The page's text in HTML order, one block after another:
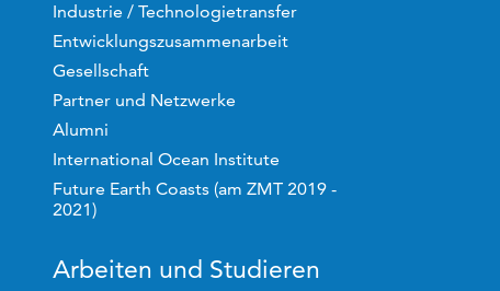
Industrie / Technologietransfer
Entwicklungszusammenarbeit
Gesellschaft
Partner und Netzwerke
Alumni
International Ocean Institute
Future Earth Coasts (am ZMT 2019 -
2021)
Arbeiten und Studieren